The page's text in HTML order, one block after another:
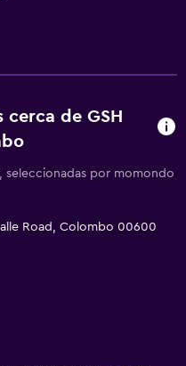
cerca de GSH
seleccionadas por momondo
Road, Colombo 00600